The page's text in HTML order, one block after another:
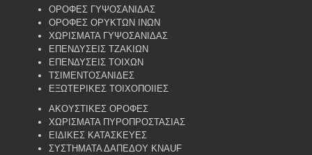
ΟΡΟΦΕΣ ΓΥΨΟΣΑΝΙΔΑΣ
ΟΡΟΦΕΣ ΟΡΥΚΤΩΝ ΙΝΩΝ
ΧΩΡΙΣΜΑΤΑ ΓΥΨΟΣΑΝΙΔΑΣ
ΕΠΕΝΔΥΣΕΙΣ ΤΖΑΚΙΩΝ
ΕΠΕΝΔΥΣΕΙΣ ΤΟΙΧΩΝ
ΤΣΙΜΕΝΤΟΣΑΝΙΔΕΣ
ΕΞΩΤΕΡΙΚΕΣ ΤΟΙΧΟΠΟΙΙΕΣ
ΑΚΟΥΣΤΙΚΕΣ ΟΡΟΦΕΣ
ΧΩΡΙΣΜΑΤΑ ΠΥΡΟΠΡΟΣΤΑΣΙΑΣ
ΕΙΔΙΚΕΣ ΚΑΤΑΣΚΕΥΕΣ
ΣΥΣΤΗΜΑΤΑ ΔΑΠΕΔΟΥ KNAUF